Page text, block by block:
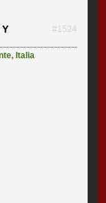
#1524
, Italia